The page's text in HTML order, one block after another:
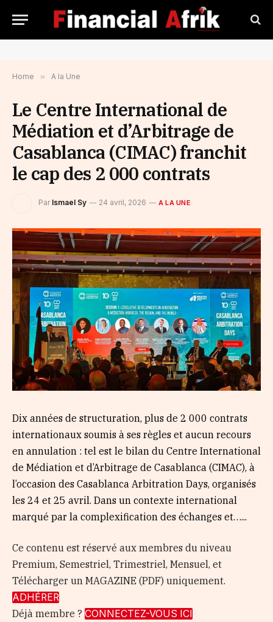
Home » A la Une
Le Centre International de
Médiation et d’Arbitrage de
Casablanca (CIMAC) franchit
le cap des 2 000 contrats
Par Ismael Sy 24 avril, 2026 A LA UNE
Dix années de structuration, plus de 2 000 contrats
internationaux soumis à ses règles et aucun recours
en annulation : tel est le bilan du Centre International
de Médiation et d’Arbitrage de Casablanca (CIMAC), à
l’occasion des Casablanca Arbitration Days, organisés
les 24 et 25 avril. Dans un contexte international
marqué par la complexification des échanges et…...
Ce contenu est réservé aux membres du niveau
Premium, Semestriel, Trimestriel, Mensuel, et
Télécharger un MAGAZINE (PDF) uniquement.
ADHÉRER
Déjà membre ? CONNECTEZ-VOUS ICI